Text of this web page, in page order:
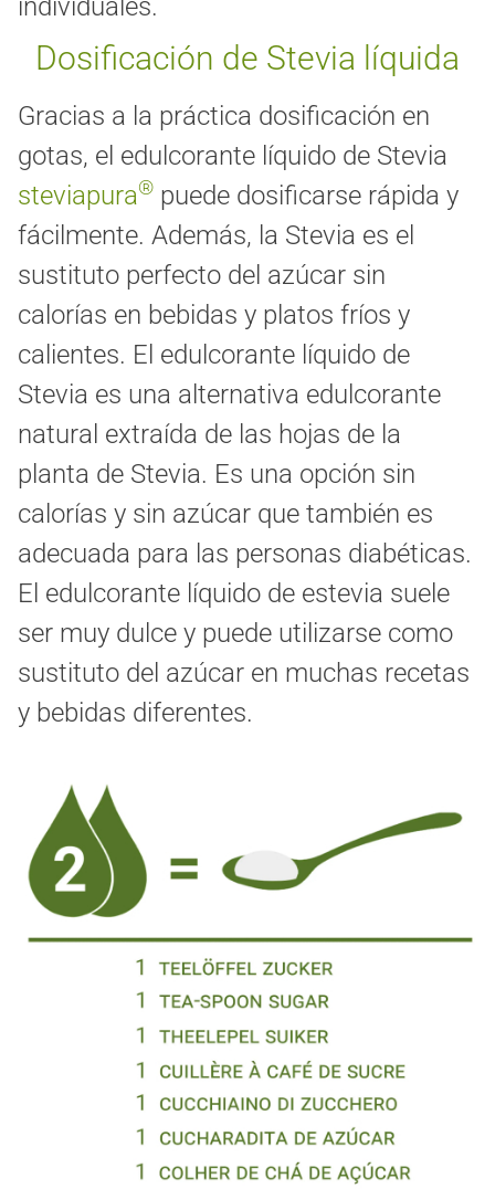
individuales.
Dosificación de Stevia líquida
Gracias a la práctica dosificación en
gotas, el edulcorante líquido de Stevia
steviapura® puede dosificarse rápida y
fácilmente. Además, la Stevia es el
sustituto perfecto del azúcar sin
calorías en bebidas y platos fríos y
calientes. El edulcorante líquido de
Stevia es una alternativa edulcorante
natural extraída de las hojas de la
planta de Stevia. Es una opción sin
calorías y sin azúcar que también es
adecuada para las personas diabéticas.
El edulcorante líquido de estevia suele
ser muy dulce y puede utilizarse como
sustituto del azúcar en muchas recetas
y bebidas diferentes.